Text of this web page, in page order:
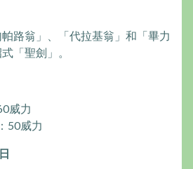
路翁」、「代拉基翁」和「畢力
「聖劍」。
威力
50威力